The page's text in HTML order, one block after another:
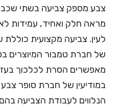
צבע מספק צביעה בשתי
מראה חלק ואחיד, עמידות
לעין. צביעה מקצועית כוללת
של חברת טמבור המיוצרים
מאפשרים הסרת לכלכוך
במודיעין של חברת סופר
הנלווים לעבודת הצביעה